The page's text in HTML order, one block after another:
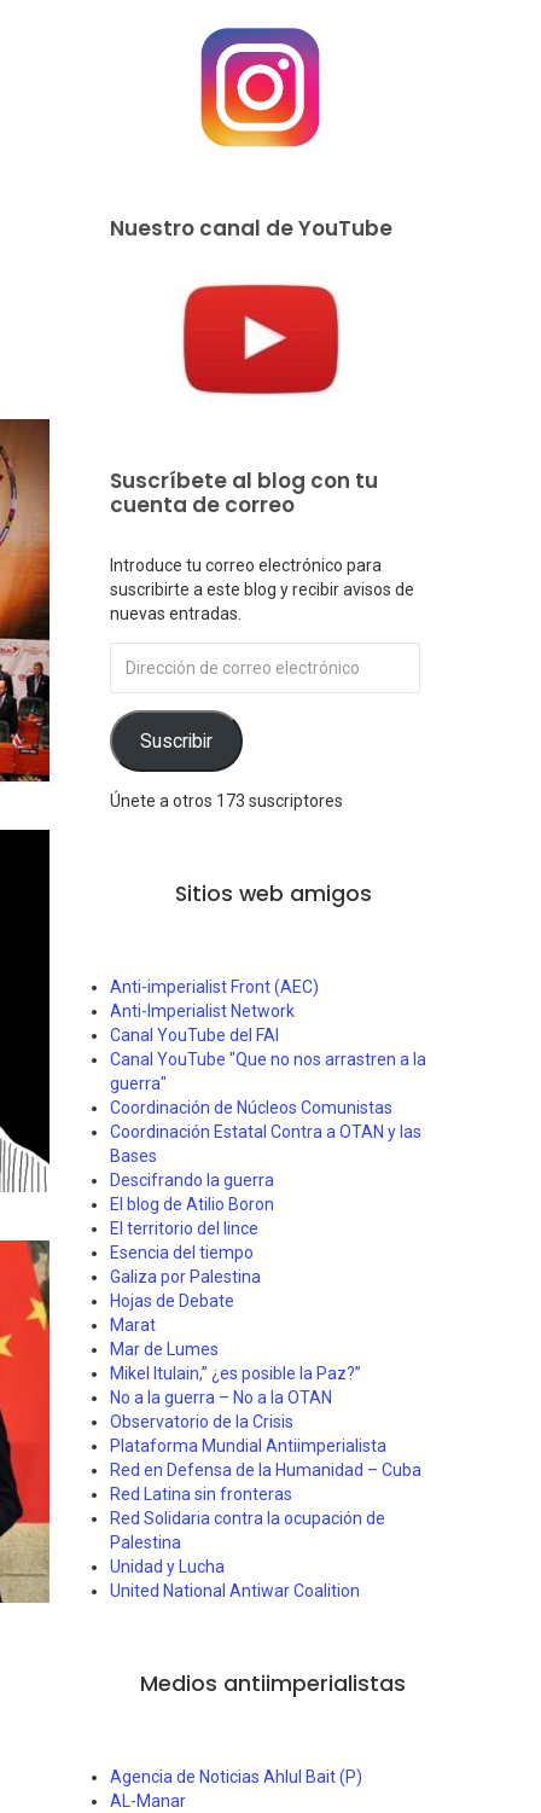
Nuestro canal de YouTube
Suscríbete al blog con tu
cuenta de correo
Introduce tu correo electrónico para
suscribirte a este blog y recibir avisos de
nuevas entradas.
de
electrónico
Suscribir
Únete a otros 173 suscriptores
Sitios web amigos
Anti-imperialist Front (AEC)
Anti-Imperialist Network
Canal YouTube del FAI
Canal YouTube "Que no nos arrastren a la
guerra"
Coordinación de Núcleos Comunistas
Coordinación Estatal Contra a OTAN y las
Bases
Descifrando la guerra
El blog de Atilio Boron
El territorio del lince
Esencia del tiempo
Galiza por Palestina
Hojas de Debate
Marat
Mar de Lumes
Mikel Itulain,” ¿es posible la Paz?”
No a la guerra – No a la OTAN
Observatorio de la Crisis
Plataforma Mundial Antiimperialista
Red en Defensa de la Humanidad – Cuba
Red Latina sin fronteras
Red Solidaria contra la ocupación de
Palestina
Unidad y Lucha
United National Antiwar Coalition
Medios antiimperialistas
Agencia de Noticias Ahlul Bait (P)
AL-Manar